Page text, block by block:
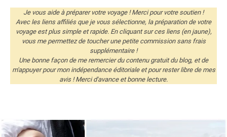
Je vous aide à préparer votre voyage ! Merci pour votre soutien !
Avec les liens affiliés que je vous sélectionne, la préparation de votre
voyage est plus simple et rapide. En cliquant sur ces liens (en jaune),
vous me permettez de toucher une petite commission sans frais
supplémentaire !
Une bonne façon de me remercier du contenu gratuit du blog, et de
m'appuyer pour mon indépendance éditoriale et pour rester libre de mes
avis ! Merci d'avance et bonne lecture.